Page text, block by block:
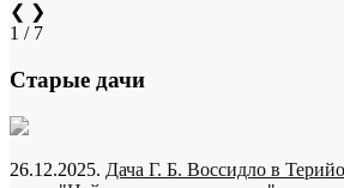
❮ ❯
1 / 7
Старые дачи
26.12.2025. Дача Г. Б. Воссидло в